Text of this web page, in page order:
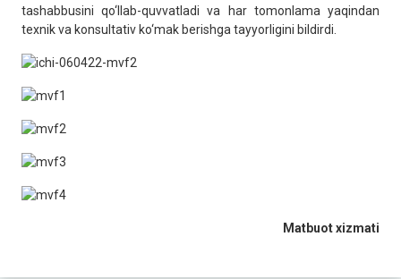
tashabbusini qo‘llab-quvvatladi va har tomonlama yaqindan
texnik va konsultativ ko‘mak berishga tayyorligini bildirdi.
Matbuot xizmati